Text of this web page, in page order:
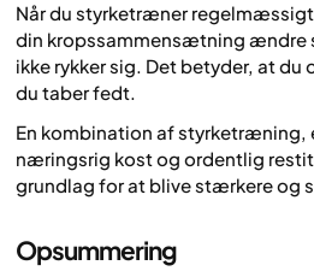
Når du styrketræner
din kropssammensætning ændre
ikke rykker sig. Det betyder, at du
du taber fedt.
En kombination af styrketræning,
næringsrig kost og ordentlig
grundlag for at blive stærkere og
Opsummering